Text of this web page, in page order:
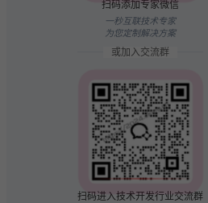
扫码添加专家微信
一秒互联技术专家
为您定制解决方案
或加入交流群
扫码进入技术开发行业交流群